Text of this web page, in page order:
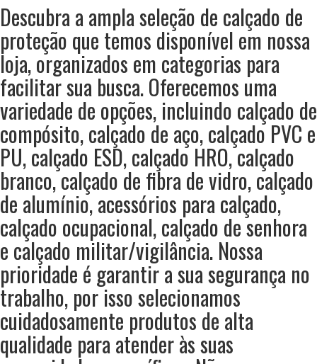
Descubra a ampla seleção de calçado de
proteção que temos disponível em nossa
loja, organizados em categorias para
facilitar sua busca. Oferecemos uma
variedade de opções, incluindo calçado de
compósito, calçado de aço, calçado PVC e
PU, calçado ESD, calçado HRO, calçado
branco, calçado de fibra de vidro, calçado
de alumínio, acessórios para calçado,
calçado ocupacional, calçado de senhora
e calçado militar/vigilância. Nossa
prioridade é garantir a sua segurança no
trabalho, por isso selecionamos
cuidadosamente produtos de alta
qualidade para atender às suas